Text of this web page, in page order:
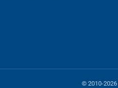
© 2010-2026